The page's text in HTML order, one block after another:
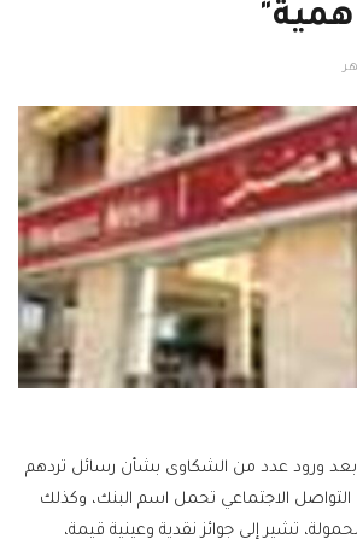
بعد ورود عدد من الشكاوى بشأن رسائل تردهم
الاجتماعي تحمل اسم البنك، وكذلك
تشير إلى جوائز نقدية وعينية قيمة،